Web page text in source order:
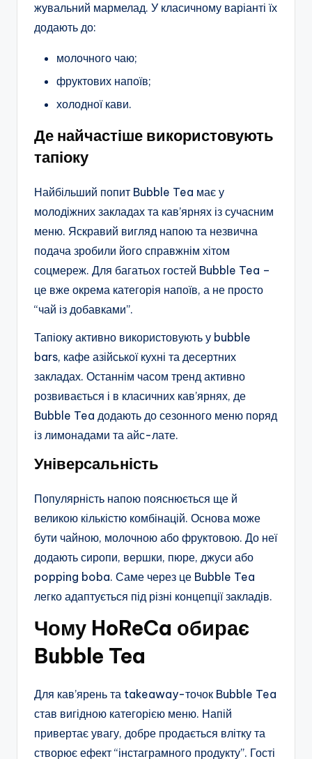
жувальний мармелад. У класичному варіанті їх
додають до:
молочного чаю;
фруктових напоїв;
холодної кави.
Де найчастіше використовують
тапіоку
Найбільший попит Bubble Tea має у
молодіжних закладах та кав’ярнях із сучасним
меню. Яскравий вигляд напою та незвична
подача зробили його справжнім хітом
соцмереж. Для багатьох гостей Bubble Tea –
це вже окрема категорія напоїв, а не просто
“чай із добавками”.
Тапіоку активно використовують у bubble
bars, кафе азійської кухні та десертних
закладах. Останнім часом тренд активно
розвивається і в класичних кав’ярнях, де
Bubble Tea додають до сезонного меню поряд
із лимонадами та айс-лате.
Універсальність
Популярність напою пояснюється ще й
великою кількістю комбінацій. Основа може
бути чайною, молочною або фруктовою. До неї
додають сиропи, вершки, пюре, джуси або
popping boba. Саме через це Bubble Tea
легко адаптується під різні концепції закладів.
Чому HoReCa обирає
Bubble Tea
Для кав’ярень та takeaway-точок Bubble Tea
став вигідною категорією меню. Напій
привертає увагу, добре продається влітку та
створює ефект “інстаграмного продукту”. Гості